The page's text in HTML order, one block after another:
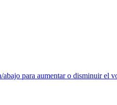
para aumentar o disminuir el